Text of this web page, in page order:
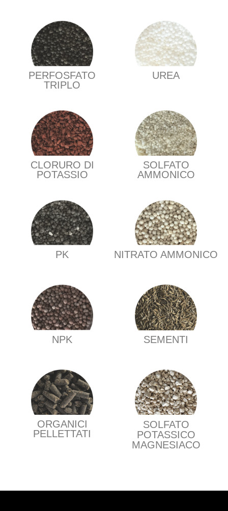
PERFOSFATO
TRIPLO
UREA
CLORURO DI
POTASSIO
SOLFATO
AMMONICO
PK NITRATO AMMONICO
NPK SEMENTI
ORGANICI
PELLETTATI
SOLFATO
POTASSICO
MAGNESIACO